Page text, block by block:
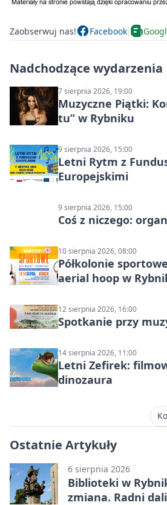
Zaobserwuj nas! Facebook
Nadchodzące wydarzenia
7 sierpnia 2026, 19:00
Muzyczne Piątki:
tu” w Rybniku
9 sierpnia 2026, 15:00
Letni Rytm z
Europejskimi
9 sierpnia 2026, 15:00
Coś z niczego:
10 sierpnia 2026, 08:00
Półkolonie
aerial hoop w
12 sierpnia 2026, 16:00
Spotkanie przy
14 sierpnia 2026, 11:00
Letni Zefirek:
dinozaura
Ostatnie Artykuły
6 sierpnia 2026
Biblioteki w
zmiana. Radni